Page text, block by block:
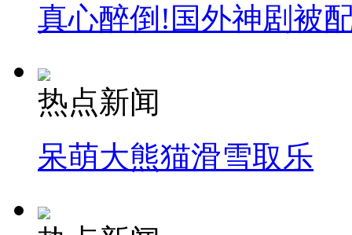
真心醉倒!国外神剧被
热点新闻
呆萌大熊猫滑雪取乐